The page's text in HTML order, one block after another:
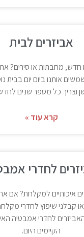
אביזרים לבית
חדש, מחבתות או סירים?
אותנו ביום יום בבית
וצריך כל מספר שנים
קרא עוד »
לחדרי
איכותיים למקלחת? אם
קבלני שיפוץ לחדרי
לחדרי אמבטיה
הקיימים היום.